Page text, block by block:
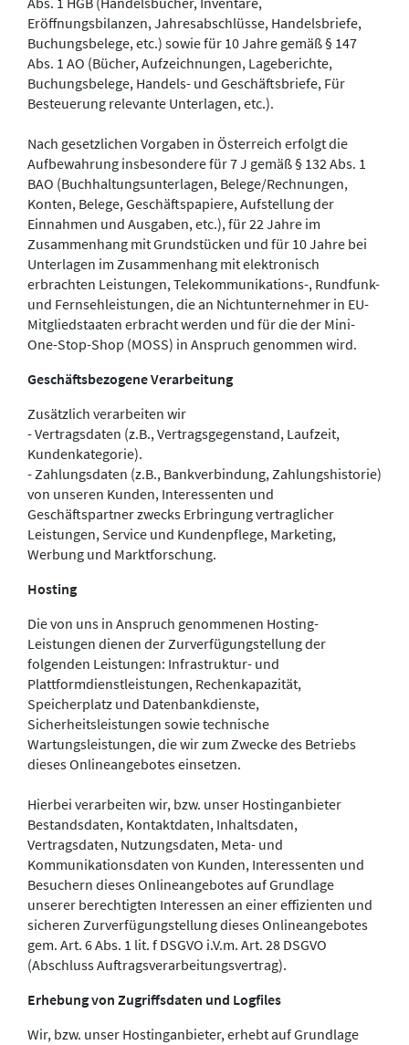
Eröffnungsbilanzen, Jahresabschlüsse, Handelsbriefe,
Buchungsbelege, etc.) sowie für 10 Jahre gemäß § 147
Abs. 1 AO (Bücher, Aufzeichnungen, Lageberichte,
Buchungsbelege, Handels- und Geschäftsbriefe, Für
Besteuerung relevante Unterlagen, etc.).
Nach gesetzlichen Vorgaben in Österreich erfolgt die
Aufbewahrung insbesondere für 7 J gemäß § 132 Abs. 1
BAO (Buchhaltungsunterlagen, Belege/Rechnungen,
Konten, Belege, Geschäftspapiere, Aufstellung der
Einnahmen und Ausgaben, etc.), für 22 Jahre im
Zusammenhang mit Grundstücken und für 10 Jahre bei
Unterlagen im Zusammenhang mit elektronisch
erbrachten Leistungen, Telekommunikations-, Rundfunk-
und Fernsehleistungen, die an Nichtunternehmer in EU-
Mitgliedstaaten erbracht werden und für die der Mini-
One-Stop-Shop (MOSS) in Anspruch genommen wird.
Geschäftsbezogene Verarbeitung
Zusätzlich verarbeiten wir
- Vertragsdaten (z.B., Vertragsgegenstand, Laufzeit,
Kundenkategorie).
- Zahlungsdaten (z.B., Bankverbindung, Zahlungshistorie)
von unseren Kunden, Interessenten und
Geschäftspartner zwecks Erbringung vertraglicher
Leistungen, Service und Kundenpflege, Marketing,
Werbung und Marktforschung.
Hosting
Die von uns in Anspruch genommenen Hosting-
Leistungen dienen der Zurverfügungstellung der
folgenden Leistungen: Infrastruktur- und
Plattformdienstleistungen, Rechenkapazität,
Speicherplatz und Datenbankdienste,
Sicherheitsleistungen sowie technische
Wartungsleistungen, die wir zum Zwecke des Betriebs
dieses Onlineangebotes einsetzen.
Hierbei verarbeiten wir, bzw. unser Hostinganbieter
Bestandsdaten, Kontaktdaten, Inhaltsdaten,
Vertragsdaten, Nutzungsdaten, Meta- und
Kommunikationsdaten von Kunden, Interessenten und
Besuchern dieses Onlineangebotes auf Grundlage
unserer berechtigten Interessen an einer effizienten und
sicheren Zurverfügungstellung dieses Onlineangebotes
gem. Art. 6 Abs. 1 lit. f DSGVO i.V.m. Art. 28 DSGVO
(Abschluss Auftragsverarbeitungsvertrag).
Erhebung von Zugriffsdaten und Logfiles
Wir, bzw. unser Hostinganbieter, erhebt auf Grundlage